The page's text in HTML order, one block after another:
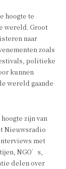
hoogte te
wereld. Groot
naar
zoals
politieke
kunnen
wereld gaande
zijn van
Nieuwsradio
met
NGO’s,
delen over